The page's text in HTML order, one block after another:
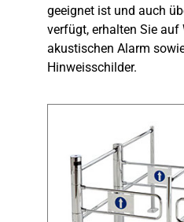
geeignet ist und auch
verfügt, erhalten Sie
akustischen Alarm
Hinweisschilder.